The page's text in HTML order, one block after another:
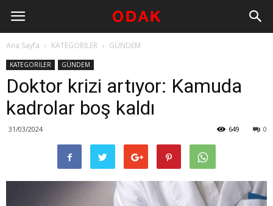
Ana Sayfa KATEGORİLER GÜNDEM
KATEGORİLER GÜNDEM
Doktor krizi artıyor: Kamuda
kadrolar boş kaldı
31/03/2024 0
649